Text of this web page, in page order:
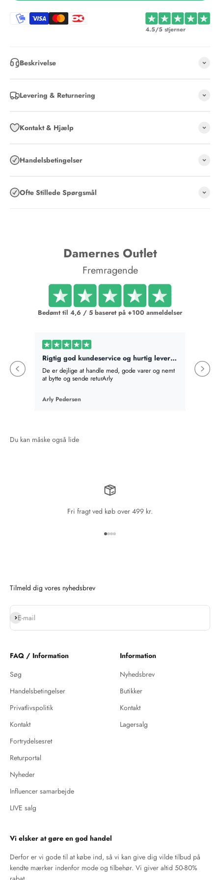
4.5/5 stjerner
Beskrivelse
Levering & Returnering
Kontakt & Hjælp
Handelsbetingelser
Ofte Stillede Spørgsmål
Damernes Outlet
Fremragende
Bedømt til 4,6 / 5 baseret på +100 anmeldelser
Rigtig god kundeservice og hurtig levering
De er dejlige at handle med, gode varer og nemt
at bytte og sende returArly
Arly Pedersen
det
Fri fragt ved køb over 499 kr.
Tilmeld dig vores nyhedsbrev
E-mail
Abonnér
FAQ / Information
Søg
Handelsbetingelser
Privatlivspolitik
Kontakt
Fortrydelsesret
Returportal
Nyheder
Influencer samarbejde
LIVE salg
Information
Nyhedsbrev
Butikker
Kontakt
Lagersalg
Vi elsker at gøre en god handel
Derfor er vi gode til at købe ind, så vi kan give dig vilde tilbud på
kendte mærker indenfor mode og tilbehør. Vi giver altid 50-80%